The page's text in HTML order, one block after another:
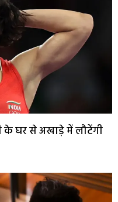
के घर से अखाड़े में लौटेंगी